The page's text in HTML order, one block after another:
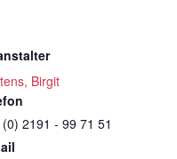
Birgit
2191 - 99 71 51